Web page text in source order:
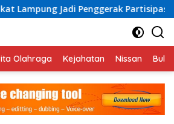
Partisipasi Sukseskan Sensus
Olahraga Kejahatan Nissan